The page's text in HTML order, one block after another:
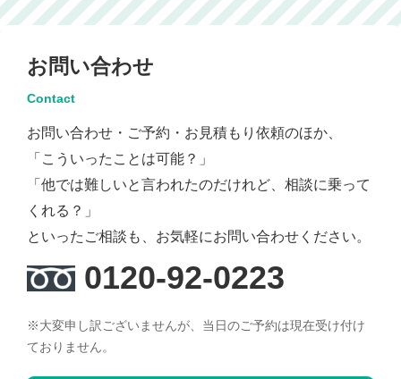
お問い合わせ
Contact
お問い合わせ・ご予約・お見積もり依頼のほか、
「こういったことは可能？」
「他では難しいと言われたのだけれど、相談に乗って
くれる？」
といったご相談も、お気軽にお問い合わせください。
0120-92-0223
※大変申し訳ございませんが、当日のご予約は現在受け付け
ておりません。